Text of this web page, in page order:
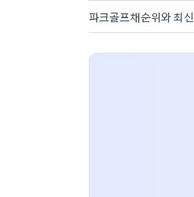
파크골프채순위와 최